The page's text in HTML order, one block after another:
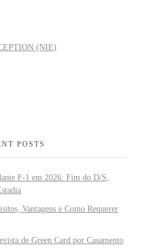
(NIE)
POSTS
F-1 em 2026: Fim do D/S,
Vantagens e Como Requerer
de Green Card por Casamento